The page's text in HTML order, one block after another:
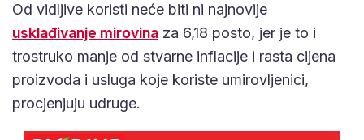
Od vidljive koristi neće biti ni najnovije
usklađivanje mirovina za 6,18 posto, jer je to i
trostruko manje od stvarne inflacije i rasta cijena
proizvoda i usluga koje koriste umirovljenici,
procjenjuju udruge.